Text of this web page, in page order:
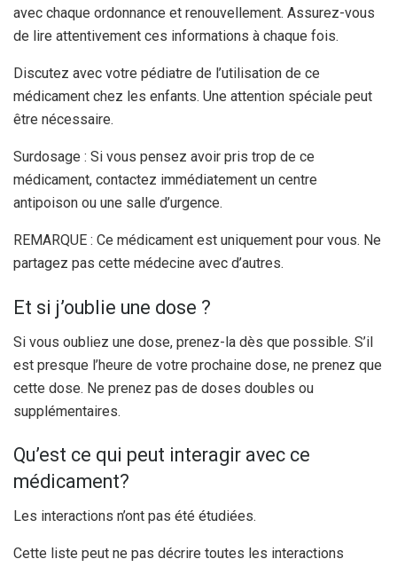
avec chaque ordonnance et renouvellement. Assurez-vous
de lire attentivement ces informations à chaque fois.
Discutez avec votre pédiatre de l’utilisation de ce
médicament chez les enfants. Une attention spéciale peut
être nécessaire.
Surdosage : Si vous pensez avoir pris trop de ce
médicament, contactez immédiatement un centre
antipoison ou une salle d’urgence.
REMARQUE : Ce médicament est uniquement pour vous. Ne
partagez pas cette médecine avec d’autres.
Et si j’oublie une dose ?
Si vous oubliez une dose, prenez-la dès que possible. S’il
est presque l’heure de votre prochaine dose, ne prenez que
cette dose. Ne prenez pas de doses doubles ou
supplémentaires.
Qu’est ce qui peut interagir avec ce
médicament?
Les interactions n’ont pas été étudiées.
Cette liste peut ne pas décrire toutes les interactions